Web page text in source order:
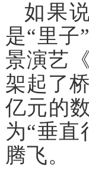
如果
是“里子
景演艺
架起了
亿元的
为“垂
腾飞。